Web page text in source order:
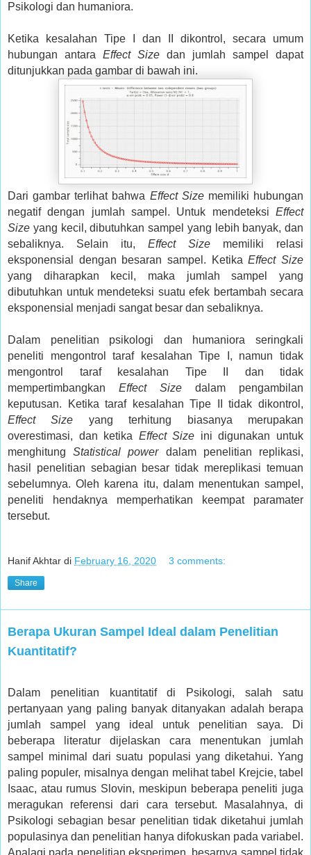
Psikologi dan humaniora.
Ketika kesalahan Tipe I dan II dikontrol, secara umum
hubungan antara Effect Size dan jumlah sampel dapat
ditunjukkan pada gambar di bawah ini.
Dari gambar terlihat bahwa Effect Sizememiliki hubungan
negatif dengan jumlah sampel. Untuk mendeteksi Effect
Size yang kecil, dibutuhkan sampel yang lebih banyak, dan
sebaliknya. Selain itu, Effect Size memiliki relasi
eksponensial dengan besaran sampel. KetikaEffect Size
yang diharapkan kecil, maka jumlah sampel yang
dibutuhkan untuk mendeteksi suatu efek bertambah secara
eksponensial menjadi sangat besar dan sebaliknya.
Dalam penelitian psikologi dan humaniora seringkali
peneliti mengontrol taraf kesalahan Tipe I, namun tidak
mengontrol taraf kesalahan Tipe II dan tidak
mempertimbangkan Effect Size dalam pengambilan
keputusan. Ketika taraf kesalahan Tipe II tidak dikontrol,
Effect Size yang terhitung biasanya merupakan
overestimasi, dan ketika Effect Size ini digunakan untuk
menghitungStatistical powerdalam penelitian replikasi,
hasil penelitian sebagian besar tidak mereplikasi temuan
sebelumnya. Oleh karena itu, dalam menentukan sampel,
peneliti hendaknya memperhatikan keempat paramater
tersebut.
Hanif Akhtar di February 16, 2020 3 comments:
Share
Berapa Ukuran Sampel Ideal dalam Penelitian
Kuantitatif?
Dalam penelitian kuantitatif di Psikologi, salah satu
pertanyaan yang paling banyak ditanyakan adalah berapa
jumlah sampel yang ideal untuk penelitian saya. Di
beberapa literatur dijelaskan cara menentukan jumlah
sampel minimal dari suatu populasi yang diketahui. Yang
paling populer, misalnya dengan melihat tabel Krejcie, tabel
Isaac, atau rumus Slovin, meskipun beberapa peneliti juga
meragukan referensi dari cara tersebut. Masalahnya, di
Psikologi sebagian besar penelitian tidak diketahui jumlah
populasinya dan penelitian hanya difokuskan pada variabel.
Apalagi pada penelitian eksperimen, besarnya sampel tidak